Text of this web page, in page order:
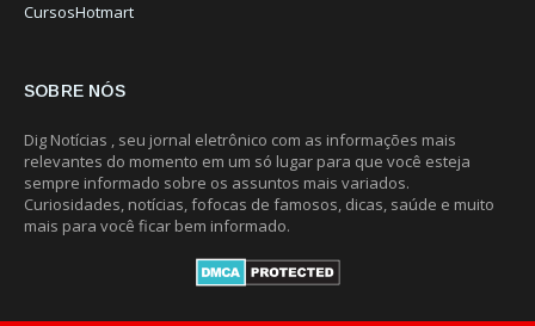
CursosHotmart
SOBRE NÓS
Dig Notícias , seu jornal eletrônico com as informações mais
relevantes do momento em um só lugar para que você esteja
sempre informado sobre os assuntos mais variados.
Curiosidades, notícias, fofocas de famosos, dicas, saúde e muito
mais para você ficar bem informado.